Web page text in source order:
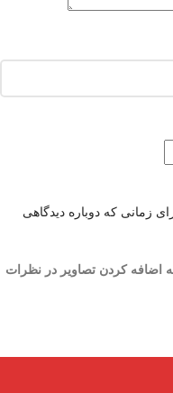
زمانی که دوباره دیدگاهی
اضافه کردن تصاویر در نظرات